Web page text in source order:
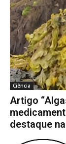
Ciência
Artigo
destaque